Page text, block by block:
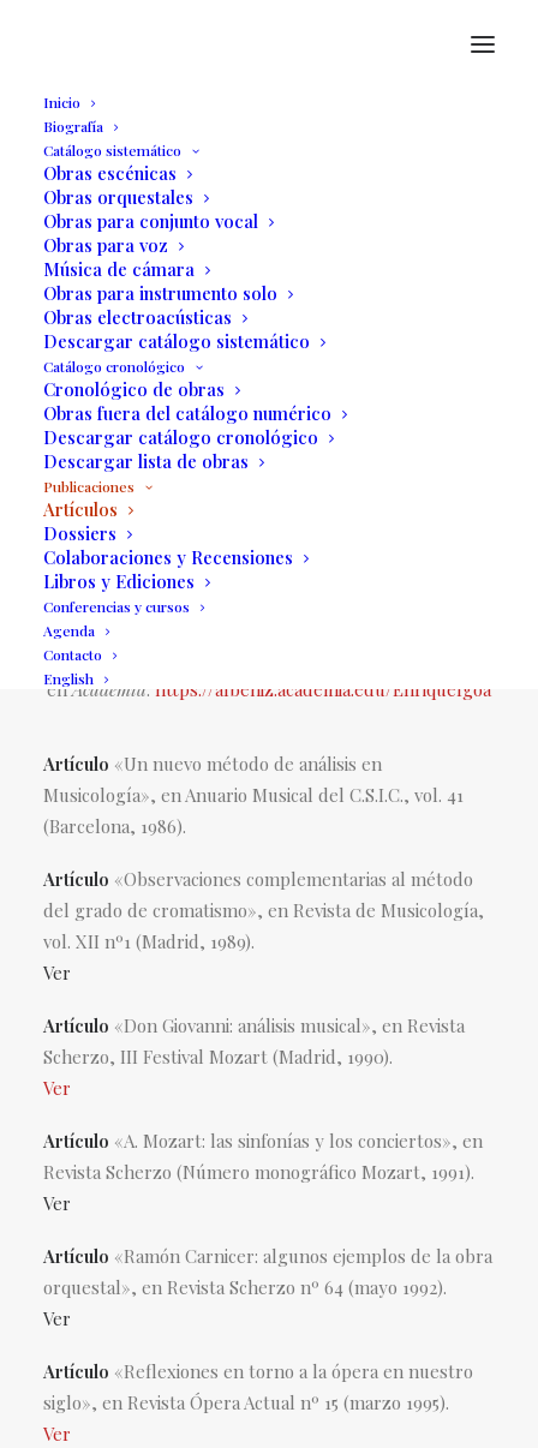
Inicio
Biografía
Catálogo sistemático
Obras escénicas
Obras orquestales
Obras para conjunto vocal
Obras para voz
Música de cámara
Obras para instrumento solo
Obras electroacústicas
Descargar catálogo sistemático
Catálogo cronológico
Cronológico de obras
Obras fuera del catálogo numérico
Descargar catálogo cronológico
Descargar lista de obras
Publicaciones
Artículos
Dossiers
Colaboraciones y Recensiones
Libros y Ediciones
Conferencias y cursos
Agenda
Contacto
English
Artículos
Una gran parte de las publicaciones se puede
descargar de forma gratuita a través de la página web
enAcademia: https://albeniz.academia.edu/EnriqueIgoa
Artículo «Un nuevo método de análisis en
Musicología», en Anuario Musical del C.S.I.C., vol. 41
(Barcelona, 1986).
Artículo «Observaciones complementarias al método
del grado de cromatismo», en Revista de Musicología,
vol. XII nº1 (Madrid, 1989).
Ver
Artículo «Don Giovanni: análisis musical», en Revista
Scherzo, III Festival Mozart (Madrid, 1990).
Ver
Artículo «A. Mozart: las sinfonías y los conciertos», en
Revista Scherzo (Número monográfico Mozart, 1991).
Ver
Artículo «Ramón Carnicer: algunos ejemplos de la obra
orquestal», en Revista Scherzo nº 64 (mayo 1992).
Ver
Artículo «Reflexiones en torno a la ópera en nuestro
siglo», en Revista Ópera Actual nº 15 (marzo 1995).
Ver